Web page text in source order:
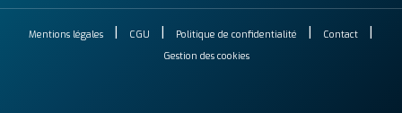
Mentions légales CGU Politique de confidentialité
Contact
Gestion des cookies